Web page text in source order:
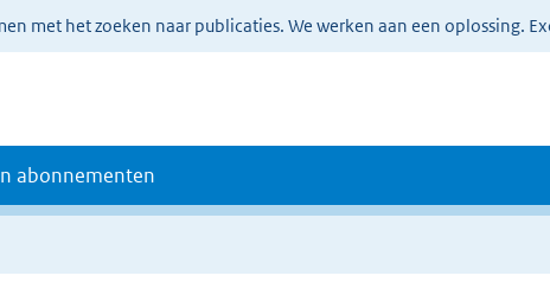
met het zoeken naar publicaties. We werken aan een oplossing.
abonnementen